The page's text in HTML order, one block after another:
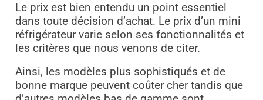
Le prix est bien entendu un point essentiel
dans toute décision d’achat. Le prix d’un mini
réfrigérateur varie selon ses fonctionnalités et
les critères que nous venons de citer.
Ainsi, les modèles plus sophistiqués et de
bonne marque peuvent coûter cher tandis que